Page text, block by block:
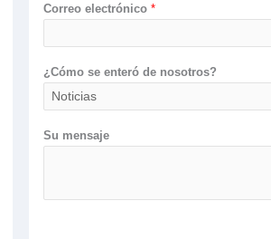
Correo electrónico *
¿Cómo se enteró de nosotros?
Su mensaje